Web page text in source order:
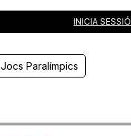
INICIA SESSIÓ
Jocs Paralímpics